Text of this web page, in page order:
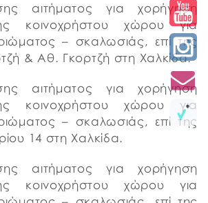
αιτήματος για χορήγηση
κοινοχρήστου χώρου για
– σκαλωσιάς, επί της
& Αθ. Γκορτζή στη Χαλκίδα.
αιτήματος για χορήγηση
κοινοχρήστου χώρου για
– σκαλωσιάς, επί της
14 στη Χαλκίδα.
αιτήματος για χορήγηση
κοινοχρήστου χώρου για